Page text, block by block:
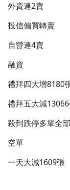
外資連2賣
投信偏買轉賣
自營連4賣
融資
禮拜四大增8180
禮拜五大減
殺到跌停多單全
空單
一天大減1609張